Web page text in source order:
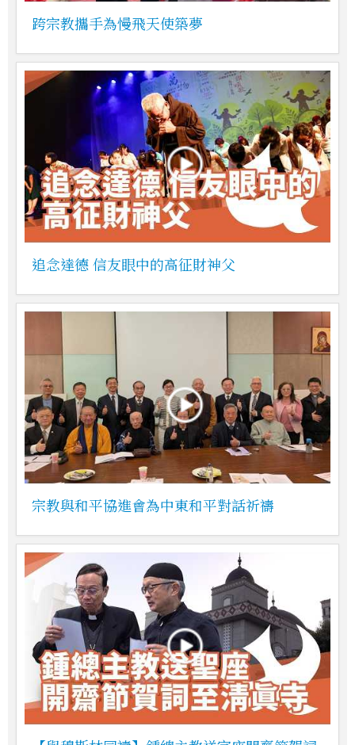
跨宗教攜手為慢飛天使築夢
追念達德 信友眼中的高征財神父
宗教與和平協進會為中東和平對話祈禱